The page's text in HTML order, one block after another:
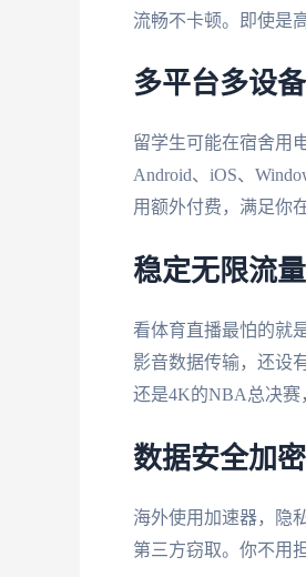
流畅不卡顿。即使是
多平台多设
留学生可能在宿舍用
Android、iOS、
用额外付费，满足你
稳定无限流
看体育直播最怕的就
影音数据传输，还设
还是4K的NBA总决赛
数据安全加
海外使用加速器，隐
第三方窃取。你不用